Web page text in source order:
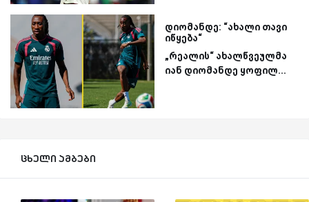
დიომანდე: “ახალი თავი
იწყება“
„რეალის“ ახალწვეულმა
იან დიომანდე ყოფილ...
ცხელი ამბები